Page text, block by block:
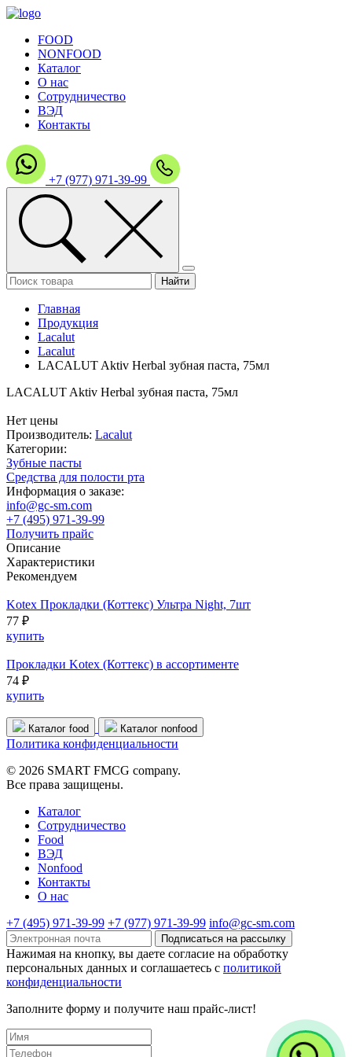
FOOD
NONFOOD
Каталог
О нас
Сотрудничество
ВЭД
Контакты
+7 (977) 971-39-99
Главная
Продукция
Lacalut
Lacalut
LACALUT Aktiv Herbal зубная паста, 75мл
LACALUT Aktiv Herbal зубная паста, 75мл
Нет цены
Производитель: Lacalut
Категории:
Зубные пасты
Средства для полости рта
Информация о заказе:
info@gc-sm.com
+7 (495) 971-39-99
Получить прайс
Описание
Характеристики
Рекомендуем
Kotex Прокладки (Коттекс) Ультра Night, 7шт
77 ₽
купить
Прокладки Kotex (Коттекс) в ассортименте
74 ₽
купить
Каталог food Каталог nonfood
Политика конфиденциальности
© 2026 SMART FMCG company.
Все права защищены.
Каталог
Cотрудничество
Food
ВЭД
Nonfood
Контакты
О нас
+7 (495) 971-39-99 +7 (977) 971-39-99 info@gc-sm.com
Подписаться на рассылку
Нажимая на кнопку, вы даете согласие на обработку
персональных данных и соглашаетесь c политикой
конфиденциальности
Заполните форму и получите наш прайс-лист!